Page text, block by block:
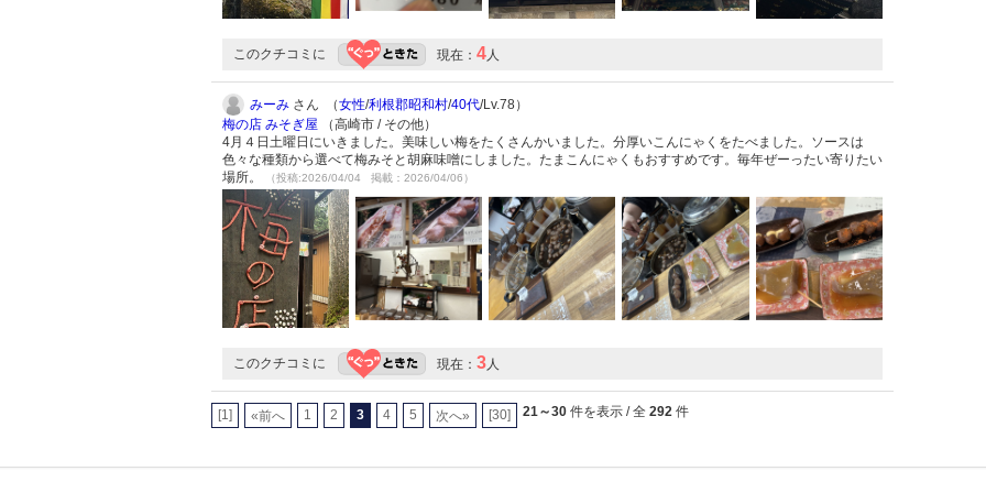
このクチコミに 現在： 4人
みーみ さん （女性/利根郡昭和村/40代/Lv.78）
梅の店 みそぎ屋 （高崎市 / その他）
4月４日土曜日にいきました。美味しい梅をたくさんかいました。分厚いこんにゃくをたべました。ソースは
色々な種類から選べて梅みそと胡麻味噌にしました。たまこんにゃくもおすすめです。毎年ぜーったい寄りたい
場所。
（投稿:2026/04/04 掲載：2026/04/06）
このクチコミに 現在： 3人
[1] «前へ 1 2 3 4 5 次へ» [30] 21～30 件を表示 / 全 292 件